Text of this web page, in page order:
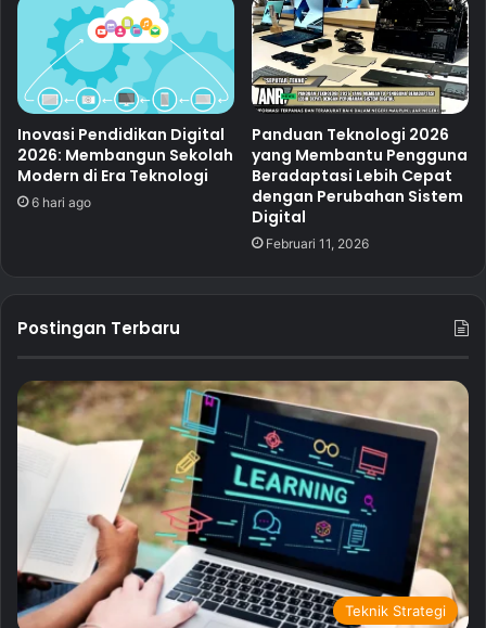
Inovasi Pendidikan Digital
2026: Membangun Sekolah
Modern di Era Teknologi
6 hari ago
Panduan Teknologi 2026
yang Membantu Pengguna
Beradaptasi Lebih Cepat
dengan Perubahan Sistem
Digital
Februari 11, 2026
Postingan Terbaru
Teknik Strategi